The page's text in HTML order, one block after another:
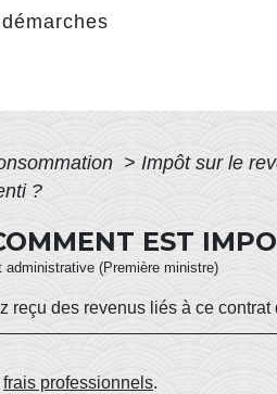
> Impôt sur le
?
EST
(Première ministre)
reçu des revenus liés à ce
frais professionnels.